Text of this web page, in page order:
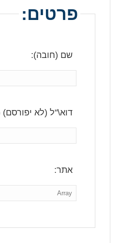
פרטים:
שם (חובה):
דוא\"ל (לא יפורסם)
אתר: